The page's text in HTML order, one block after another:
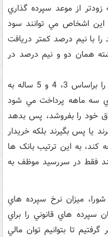
از موعد سپرده گذاري
اشخاص مي توانند سود
با نيم درصد کمتر دريافت
همان دو و نيم درصد در
وي در زمينه اوراق مشارکت گفت: بانکها آن را براساس 3، 4 و 5 ساله به
سه ماهه پرداخت مي شود
خود را بفروشد، پس بدهد
يا پس بگيرند بلکه خريدار
کند، به اين ترتيب بانک ها
فقط در سررسيد موظف به
ميزان نرخ سپرده هاي
سپرده هاي قانوني را براي
تا بتوانيم توان مالي